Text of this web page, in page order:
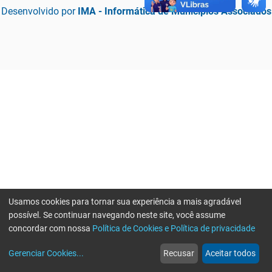
Desenvolvido por IMA - Informática de Municípios Associados
web
Notícias
more_horiz
Mais
Usamos cookies para tornar sua experiência a mais agradável
possível. Se continuar navegando neste site, você assume
concordar com nossa Política de Cookies e Política de privacidade
Gerenciar Cookies... Recusar Aceitar todos
Erro ao enviar informações, por favor tente novamente